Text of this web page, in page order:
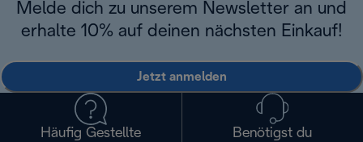
Melde dich zu unserem Newsletter an und
erhalte 10% auf deinen nächsten Einkauf!
Jetzt anmelden
Häufig Gestellte
Benötigst du